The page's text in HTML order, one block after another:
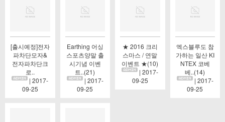
[출시예정]전자
파차단모자&
전자파차단크
로..
| 2017-
09-25
Earthing 어싱
스포츠양말 출
시기념 이벤
트..(21)
| 2017-
09-25
★ 2016 크리
스마스 / 연말
이벤트 ★(10)
| 2017-
09-25
엑스블루도 참
가하는 일산 KI
NTEX 코베
베..(14)
| 2017-
09-25